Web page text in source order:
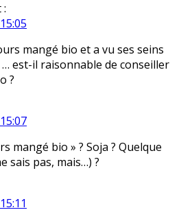
:
mangé bio et a vu ses seins
est-il raisonnable de conseiller
?
mangé bio » ? Soja ? Quelque
sais pas, mais…) ?